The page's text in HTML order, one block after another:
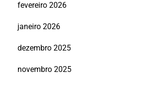
fevereiro 2026
janeiro 2026
dezembro 2025
novembro 2025